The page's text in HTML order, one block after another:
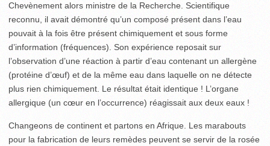
Chevènement alors ministre de la Recherche. Scientifique
reconnu, il avait démontré qu’un composé présent dans l’eau
pouvait à la fois être présent chimiquement et sous forme
d’information (fréquences). Son expérience reposait sur
l’observation d’une réaction à partir d’eau contenant un allergène
(protéine d’œuf) et de la même eau dans laquelle on ne détecte
plus rien chimiquement. Le résultat était identique ! L’organe
allergique (un cœur en l’occurrence) réagissait aux deux eaux !
Changeons de continent et partons en Afrique. Les marabouts
pour la fabrication de leurs remèdes peuvent se servir de la rosée